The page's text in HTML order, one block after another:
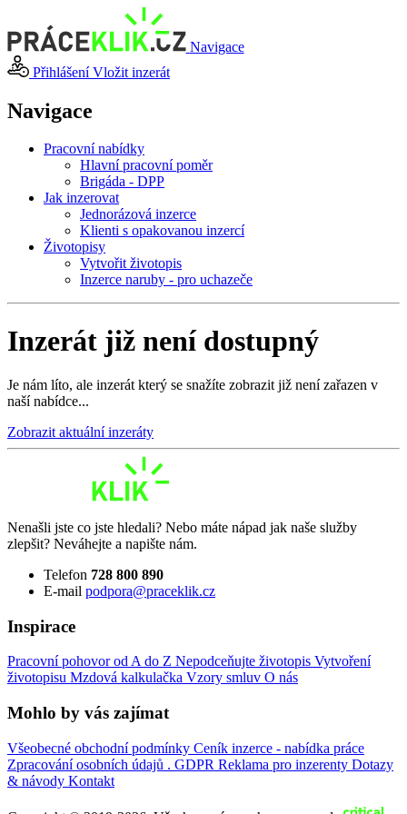
Navigace
PřihlášeníVložit inzerát
Navigace
Pracovní nabídky
Hlavní pracovní poměr
Brigáda - DPP
Jak inzerovat
Jednorázová inzerce
Klienti s opakovanou inzercí
Životopisy
Vytvořit životopis
Inzerce naruby - pro uchazeče
Inzerát již není dostupný
Je nám líto, ale inzerát který se snažíte zobrazit již není zařazen v
naší nabídce...
Zobrazit aktuální inzeráty
Nenašli jste co jste hledali? Nebo máte nápad jak naše služby
zlepšit? Neváhejte a napište nám.
Telefon 728 800 890
E-mail podpora@praceklik.cz
Inspirace
Pracovní pohovor od A do Z Nepodceňujte životopis Vytvoření
životopisu Mzdová kalkulačka Vzory smluv O nás
Mohlo by vás zajímat
Všeobecné obchodní podmínky Ceník inzerce - nabídka práce
Zpracování osobních údajů . GDPR Reklama pro inzerenty Dotazy
& návody Kontakt